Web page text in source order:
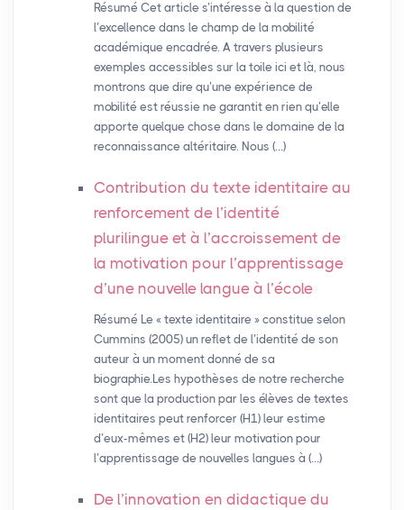
Résumé Cet article s’intéresse à la question de
l’excellence dans le champ de la mobilité
académique encadrée. A travers plusieurs
exemples accessibles sur la toile ici et là, nous
montrons que dire qu’une expérience de
mobilité est réussie ne garantit en rien qu’elle
apporte quelque chose dans le domaine de la
reconnaissance altéritaire. Nous (…)
Contribution du texte identitaire au
renforcement de l’identité
plurilingue et à l’accroissement de
la motivation pour l’apprentissage
d’une nouvelle langue à l’école
Résumé Le « texte identitaire » constitue selon
Cummins (2005) un reflet de l’identité de son
auteur à un moment donné de sa
biographie.Les hypothèses de notre recherche
sont que la production par les élèves de textes
identitaires peut renforcer (H1) leur estime
d’eux-mêmes et (H2) leur motivation pour
l’apprentissage de nouvelles langues à (…)
De l’innovation en didactique du